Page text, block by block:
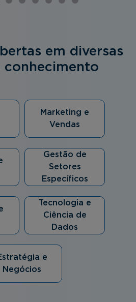
em diversas
conhecimento
Marketing e
Vendas
Gestão de
Setores
Específicos
Tecnologia e
Ciência de
Dados
e
Negócios